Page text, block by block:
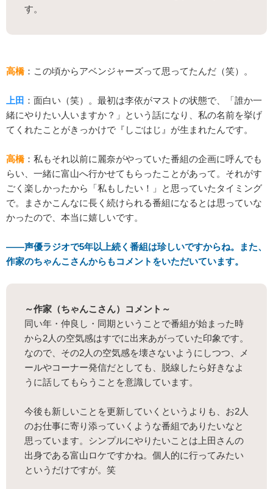
す。
高橋 ：この頃からアベンジャーズって思ってたんだ（笑）。
上田 ：面白い（笑）。最初は李依がマストの状態で、「誰か一
緒にやりたい人いますか？」という話になり、私の名前を挙げ
てくれたことがきっかけで『しごはじ』が生まれたんです。
高橋 ：私もそれ以前に麗奈がやっていた番組の企画に呼んでも
らい、一緒に富山へ行かせてもらったことがあって。それがす
ごく楽しかったから「私もしたい！」と思っていたタイミング
で。まさかこんなに長く続けられる番組になるとは思っていな
かったので、本当に嬉しいです。
――声優ラジオで5年以上続く番組は珍しいですからね。また、
作家のちゃんこさんからもコメントをいただいています。
～作家（ちゃんこさん）コメント～
同い年・仲良し・同期ということで番組が始まった時
から2人の空気感はすでに出来あがっていた印象です。
なので、その2人の空気感を壊さないようにしつつ、メ
ールやコーナー発信だとしても、脱線したら好きなよ
うに話してもらうことを意識しています。
今後も新しいことを更新していくというよりも、お2人
のお仕事に寄り添っていくような番組でありたいなと
思っています。シンプルにやりたいことは上田さんの
出身である富山ロケですかね。個人的に行ってみたい
というだけですが。笑